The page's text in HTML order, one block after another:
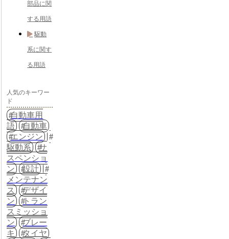
部品に関
する用語
駆動
系に関す
る用語
人気のキーワー
ド
自動車用
語
自動車
エンジン
駆動系
サ
スペンショ
ン
設計
メンテナン
ス
デザイ
ン
トラン
スミッショ
ン
ブレー
キ
タイヤ